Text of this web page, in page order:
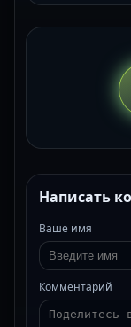
Написать
Ваше имя
Комментарий